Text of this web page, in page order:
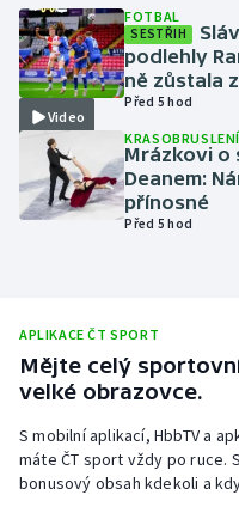
Olympijské hry
Parasport
Plavání
Plážový volejbal
Rychlostní kanoistika
Sportovní střelba
Video
FOTBAL
SESTŘIH
podlehly
ně zůstala
Před 5 hod
KRASOBRUSLENÍ
Mrázkovi o
Deanem:
přínosné
Před 5 hod
APLIKACE ČT SPORT
Mějte celý
velké obrazovce.
S mobilní aplikací, HbbTV a
máte ČT sport vždy po ruce.
bonusový obsah kdekoli a